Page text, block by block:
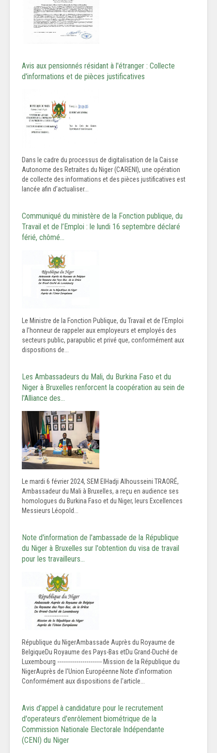
Avis aux pensionnés résidant à l'étranger : Collecte
d'informations et de pièces justificatives
Dans le cadre du processus de digitalisation de la Caisse
Autonome des Retraites du Niger (CARENI), une opération
de collecte des informations et des pièces justificatives est
lancée afin d’actualiser...
Communiqué du ministère de la Fonction publique, du
Travail et de l’Emploi : le lundi 16 septembre déclaré
férié, chômé…
Le Ministre de la Fonction Publique, du Travail et de l’Emploi
a l’honneur de rappeler aux employeurs et employés des
secteurs public, parapublic et privé que, conformément aux
dispositions de...
Les Ambassadeurs du Mali, du Burkina Faso et du
Niger à Bruxelles renforcent la coopération au sein de
l'Alliance des…
Le mardi 6 février 2024, SEM ElHadji Alhousseini TRAORÉ,
Ambassadeur du Mali à Bruxelles, a reçu en audience ses
homologues du Burkina Faso et du Niger, leurs Excellences
Messieurs Léopold...
Note d'information de l'ambassade de la République
du Niger à Bruxelles sur l'obtention du visa de travail
pour les travailleurs…
République du NigerAmbassade Auprès du Royaume de
BelgiqueDu Royaume des Pays-Bas etDu Grand-Duché de
Luxembourg ----------------------- Mission de la République du
NigerAuprès de l'Union Européenne Note d'information
Conformément aux dispositions de l'article...
Avis d'appel à candidature pour le recrutement
d'operateurs d'enrôlement biométrique de la
Commission Nationale Electorale Indépendante
(CENI) du Niger